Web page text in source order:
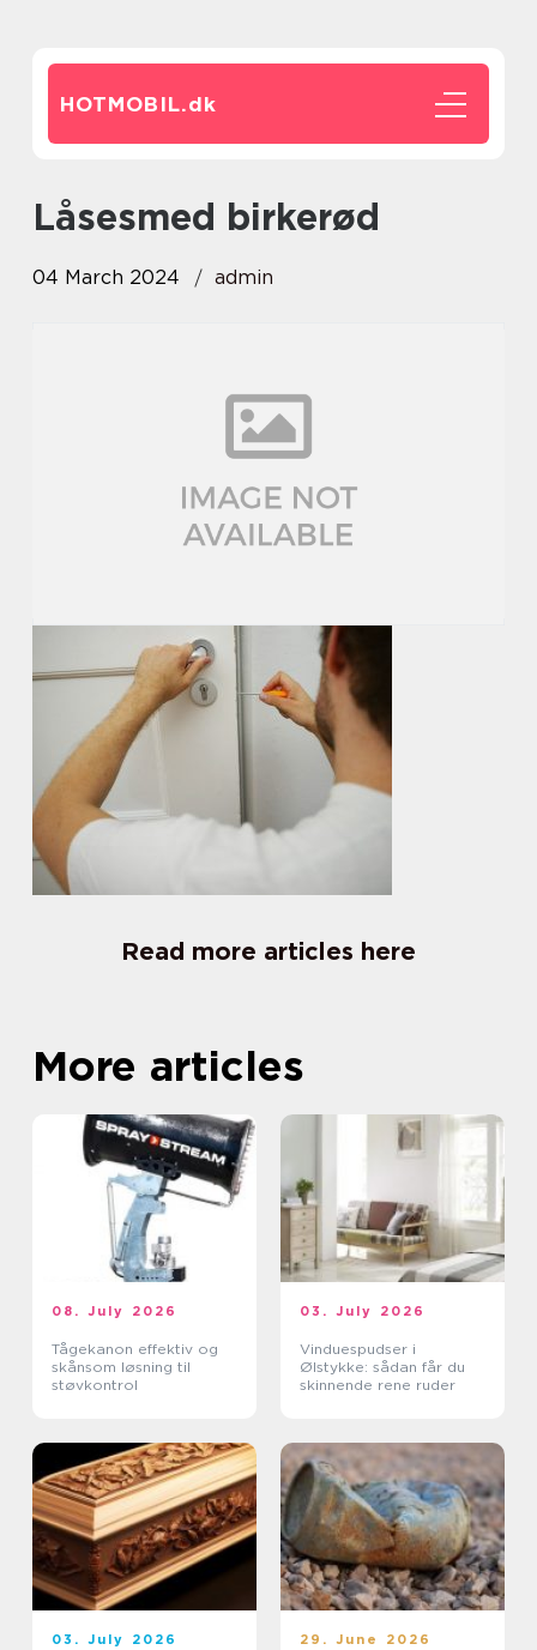
HOTMOBIL.dk
låsesmed birkerød
04 March 2024 admin
Read more articles here
More articles
08. July 2026
Tågekanon effektiv og
skånsom løsning til
støvkontrol
03. July 2026
Vinduespudser i
Ølstykke: sådan får du
skinnende rene ruder
03. July 2026 29. June 2026